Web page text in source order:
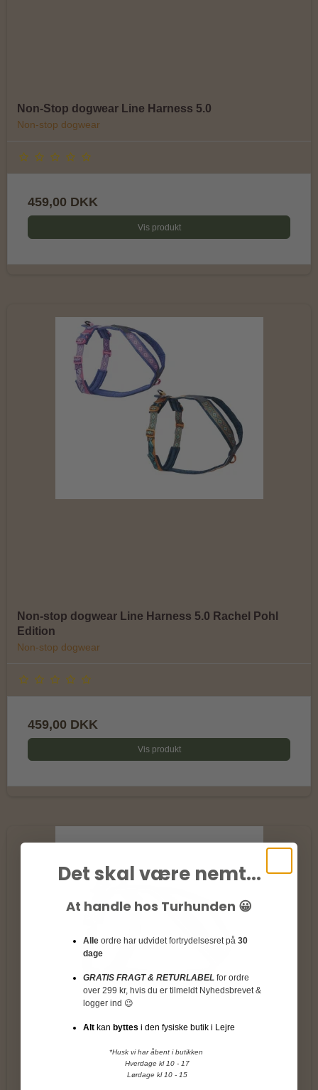
Non-Stop dogwear Line Harness 5.0
Non-stop dogwear
459,00 DKK
Vis produkt
Non-stop dogwear Line Harness 5.0 Rachel Pohl
Edition
Non-stop dogwear
459,00 DKK
Vis produkt
Det skal være nemt...
At handle hos Turhunden 😀
Alle ordre har udvidet fortrydelsesret på 30
dage
GRATIS FRAGT & RETURLABEL for ordre
over 299 kr, hvis du er tilmeldt Nyhedsbrevet &
logger ind 😉
Alt kan byttes i den fysiske butik i Lejre
*Husk vi har åbent i butikken
Hverdage kl 10 - 17
Lørdage kl 10 - 15